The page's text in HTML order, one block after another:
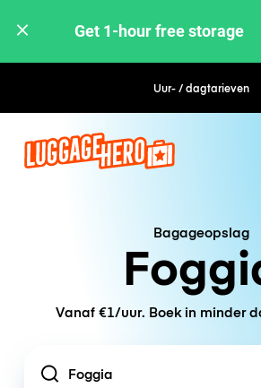
Get 1-hour free storage
Uur- / dagtarieven
Bagageopslag
Vanaf €1/uur. Boek in minder
Location